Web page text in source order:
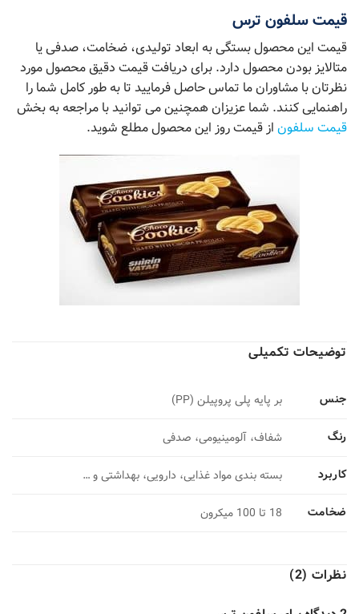
قیمت سلفون ترس
قیمت این محصول بستگی به ابعاد تولیدی، ضخامت، صدفی یا
متالایز بودن محصول دارد. برای دریافت قیمت دقیق محصول مورد
نظرتان با مشاوران ما تماس حاصل فرمایید تا به طور کامل شما را
راهنمایی کنند. شما عزیزان همچنین می توانید با مراجعه به بخش
قیمت سلفون از قیمت روز این محصول مطلع شوید.
توضیحات تکمیلی
جنس بر پایه پلی پروپیلن (PP)
رنگ شفاف، آلومینیومی، صدفی
کاربرد بسته بندی مواد غذایی، دارویی، بهداشتی و …
ضخامت 18 تا 100 میکرون
نظرات (2)